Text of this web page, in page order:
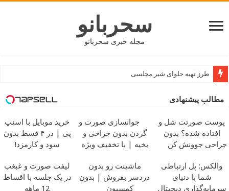
سحربانو
مجله خبری سحربانو
طرز تهیه حلوای شیر مجلسی
مطالب پیشنهادی
پوست صورتت شل و
افتاده شده؟ بدون
جراحی جوونش کن
جوانسازی صورت و
گردن بدون جراحی و
بخیه | با تخفیف ویژه
خرید موبایل با اسنپ
پی | در ۴ قسط بدون
سود و کارمزد!
والکس: پل ارتباطی
شما با دنیای
سرمایه‌گذاری دیجیتال
ماشینت رو بدون
دردسر بفروش | بدون
کمسیون
لیفت صورت و غبغب
در یک جلسه با اقساط
12 ماهه